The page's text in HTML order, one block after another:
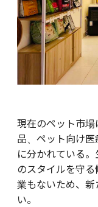
現在のペット市
品、ペット向け
に分かれている
のスタイルを守
業もないため、
い。